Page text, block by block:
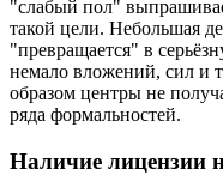
"слабый пол"
такой цели. Небольшая
"превращается" в
немало вложений, сил и
образом центры не
ряда формальностей.
Наличие лицензии